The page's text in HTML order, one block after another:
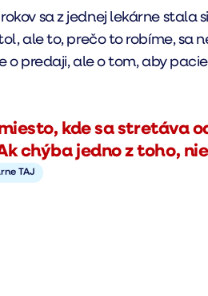
sa z jednej lekárne stala
ale to, prečo to robíme, sa
o predaji, ale o tom, aby
kde sa stretáva
chýba jedno z toho,
TAJ